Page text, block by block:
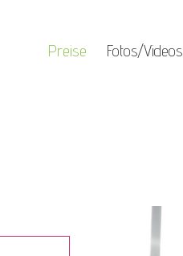
Preise Fotos/Videos